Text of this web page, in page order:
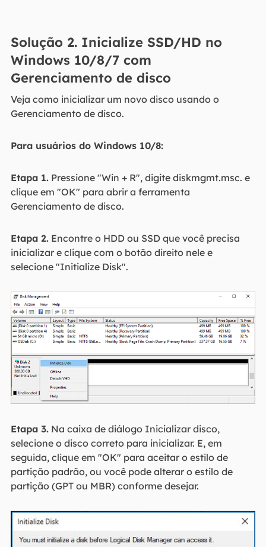
Solução 2. Inicialize SSD/HD no
Windows 10/8/7 com
Gerenciamento de disco
Veja como inicializar um novo disco usando o
Gerenciamento de disco.
Para usuários do Windows 10/8:
Etapa 1.Pressione "Win + R", digite diskmgmt.msc. e
clique em "OK" para abrir a ferramenta
Gerenciamento de disco.
Etapa 2.Encontre o HDD ou SSD que você precisa
inicializar e clique com o botão direito nele e
selecione "Initialize Disk".
Etapa 3.Na caixa de diálogo Inicializar disco,
selecione o disco correto para inicializar. E, em
seguida, clique em "OK" para aceitar o estilo de
partição padrão, ou você pode alterar o estilo de
partição (GPT ou MBR) conforme desejar.